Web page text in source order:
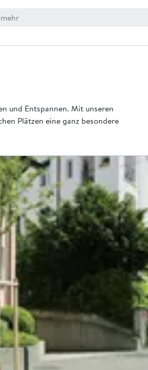
und Entspannen. Mit unseren
Plätzen eine ganz besondere